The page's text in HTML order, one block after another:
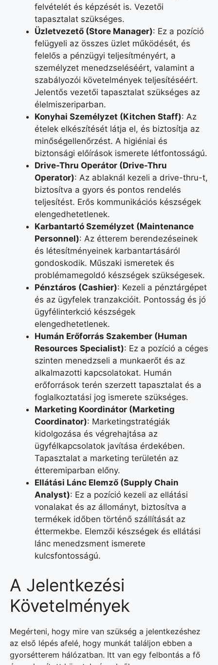
felvételét és képzését is. Vezetői
tapasztalat szükséges.
Üzletvezető (Store Manager): Ez a pozíció
felügyeli az összes üzlet működését, és
felelős a pénzügyi teljesítményért, a
személyzet menedzseléséért, valamint a
szabályozói követelmények teljesítéséért.
Jelentős vezetői tapasztalat szükséges az
élelmiszeriparban.
Konyhai Személyzet (Kitchen Staff): Az
ételek elkészítését látja el, és biztosítja az
minőségellenőrzést. A higiéniai és
biztonsági előírások ismerete létfontosságú.
Drive-Thru Operátor (Drive-Thru
Operator): Az ablaknál kezeli a drive-thru-t,
biztosítva a gyors és pontos rendelés
teljesítést. Erős kommunikációs készségek
elengedhetetlenek.
Karbantartó Személyzet (Maintenance
Personnel): Az étterem berendezéseinek
és létesítményeinek karbantartásáról
gondoskodik. Műszaki ismeretek és
problémamegoldó készségek szükségesek.
Pénztáros (Cashier): Kezeli a pénztárgépet
és az ügyfelek tranzakcióit. Pontosság és jó
ügyfélinterkció készségek
elengedhetetlenek.
Humán Erőforrás Szakember (Human
Resources Specialist): Ez a pozíció a céges
szinten menedzseli a munkaerőt és az
alkalmazotti kapcsolatokat. Humán
erőforrások terén szerzett tapasztalat és a
foglalkoztatási jog ismerete szükséges.
Marketing Koordinátor (Marketing
Coordinator): Marketingstratégiák
kidolgozása és végrehajtása az
ügyfélkapcsolatok javítása érdekében.
Tapasztalat a marketing területén az
étteremiparban előny.
Ellátási Lánc Elemző (Supply Chain
Analyst): Ez a pozíció kezeli az ellátási
vonalakat és az állományt, biztosítva a
termékek időben történő szállítását az
éttermekbe. Elemzői készségek és ellátási
lánc menedzsment ismerete
kulcsfontosságú.
A Jelentkezési
Követelmények
Megérteni, hogy mire van szükség a jelentkezéshez
az első lépés afelé, hogy munkát találjon ebben a
gyorsétterem hálózatban. Itt van egy felbontás a fő